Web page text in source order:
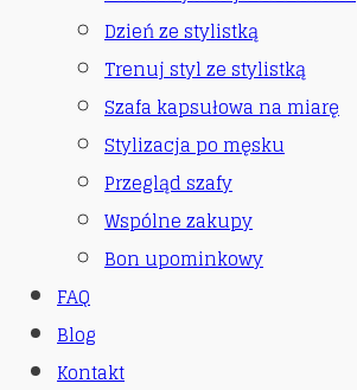
Dzień ze stylistką
Trenuj styl ze stylistką
Szafa kapsułowa na miarę
Stylizacja po męsku
Przegląd szafy
Wspólne zakupy
Bon upominkowy
FAQ
Blog
Kontakt